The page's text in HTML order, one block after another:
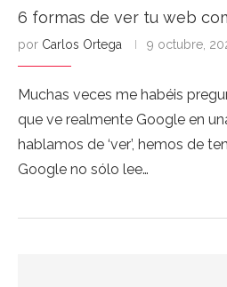
6 formas de ver tu web
por Carlos Ortega 9 octubre,
Muchas veces me habéis
que ve realmente Google en
hablamos de ‘ver’, hemos de
Google no sólo lee…